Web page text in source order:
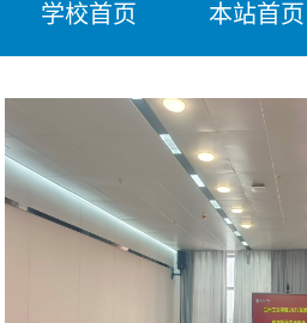
学校首页 本站首页